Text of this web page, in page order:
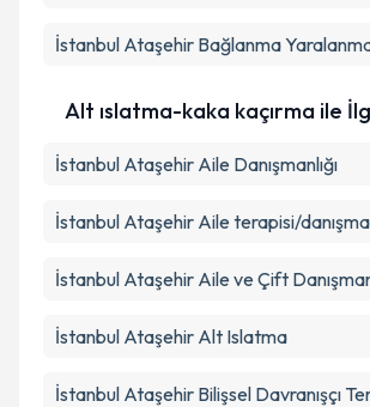
İstanbul Ataşehir Bağlanma
Alt ıslatma-kaka kaçırma ile
İstanbul Ataşehir Aile Danışmanlığı
İstanbul Ataşehir Aile terapisi/
İstanbul Ataşehir Aile ve Çift
İstanbul Ataşehir Alt Islatma
İstanbul Ataşehir Bilişsel Davranışçı